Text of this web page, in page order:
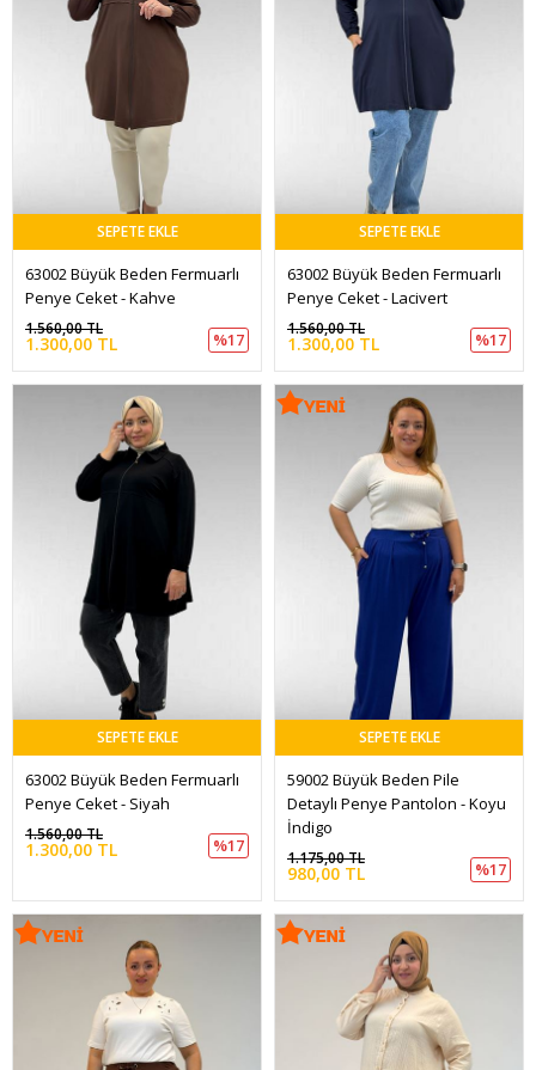
SEPETE EKLE
63002 Büyük Beden Fermuarlı
Penye Ceket - Kahve
1.300,00 TL
1.560,00 TL
%17
SEPETE EKLE
63002 Büyük Beden Fermuarlı
Penye Ceket - Lacivert
1.300,00 TL
1.560,00 TL
%17
SEPETE EKLE
63002 Büyük Beden Fermuarlı
Penye Ceket - Siyah
1.300,00 TL
1.560,00 TL
%17
SEPETE EKLE
59002 Büyük Beden Pile
Detaylı Penye Pantolon - Koyu
İndigo
980,00 TL
1.175,00 TL
%17